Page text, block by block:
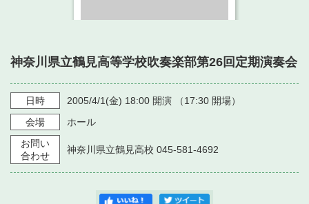
・ 交通案内
・ 抽選対象日
・ 利用料金
・ 音楽堂のご案内
・ フロアマップ
・ 芸術参与
神奈川県立音楽堂
SNS
神奈川県立鶴見高等学校吹奏楽部第26回定期演奏会
日時 2005/4/1 (金) 18:00 開演 （17:30 開場）
会場
ホール
お問い
合わせ
神奈川県立鶴見高校 045-581-4692